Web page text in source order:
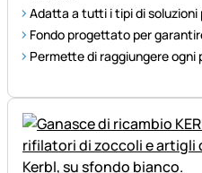
Adatta a tutti i tipi di soluzioni
Fondo progettato per
Permette di raggiungere ogni